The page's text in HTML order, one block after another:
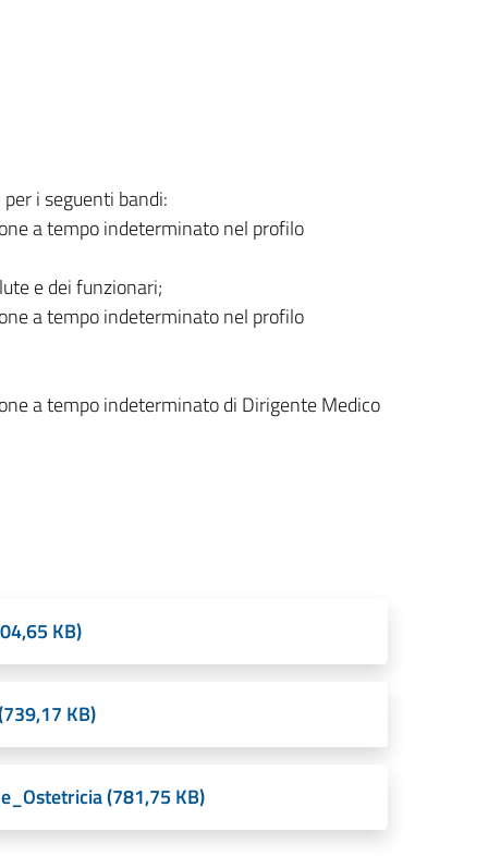
i seguenti bandi:
a tempo indeterminato nel profilo
e dei funzionari;
a tempo indeterminato nel profilo
a tempo indeterminato di Dirigente Medico
KB)
KB)
(781,75 KB)